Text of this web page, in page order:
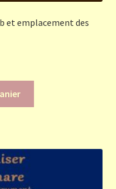
et emplacement des